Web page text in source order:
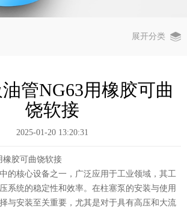
展开分类
管NG63用橡胶可曲
饶软接
2025-01-20 13:20:31
橡胶可曲饶软接
的核心设备之一，广泛应用于工业领域，其工
系统的稳定性和效率。在柱塞泵的安装与使用
与安装至关重要，尤其是对于具有高压和大流